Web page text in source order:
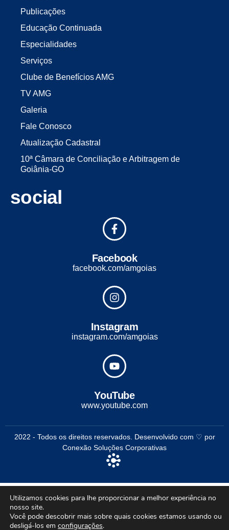
Publicações
Educação Continuada
Especialidades
Serviços
Clube de Benefícios AMG
TV AMG
Galeria
Fale Conosco
Atualização Cadastral
10ª Câmara de Conciliação e Arbitragem de
Goiânia-GO
social
Facebook
facebook.com/amgoias
Instagram
instagram.com/amgoias
YouTube
www.youtube.com
2022 - Todos os direitos reservados. Desenvolvido com ♡ por
Conexão Soluções Corporativas
Utilizamos cookies para lhe proporcionar a melhor experiência no
nosso site.
Você pode descobrir mais sobre quais cookies estamos usando ou
desligá-los em configurações.